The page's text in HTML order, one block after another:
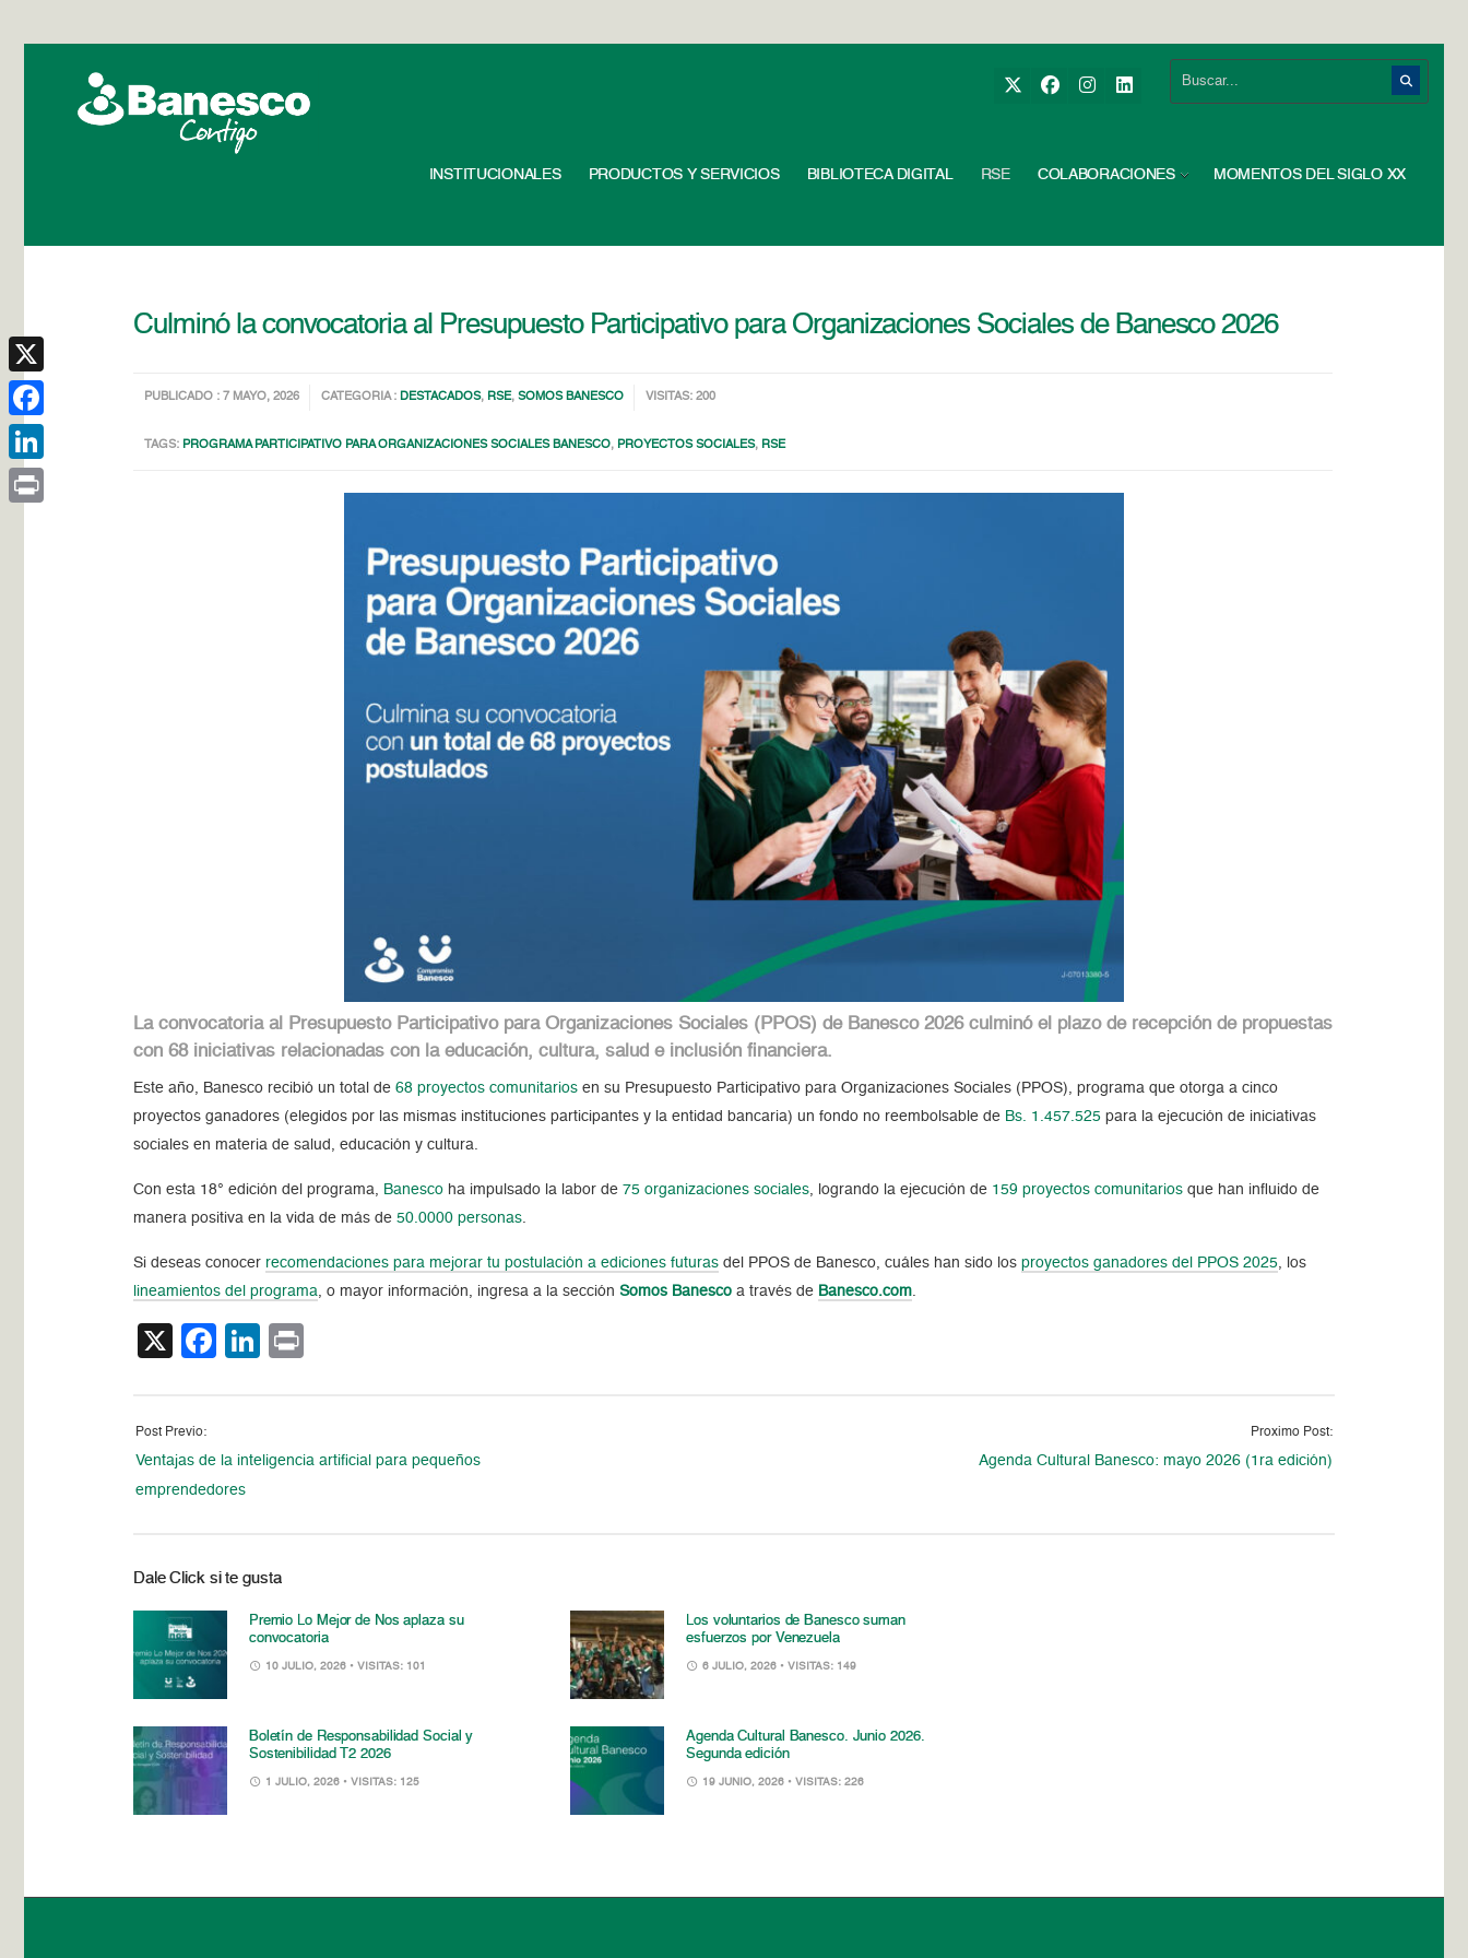
INSTITUCIONALES PRODUCTOS Y SERVICIOS BIBLIOTECA DIGITAL RSE COLABORACIONES MOMENTOS DEL SIGLO XX
Culminó la convocatoria al Presupuesto Participativo para Organizaciones Sociales de Banesco 2026
PUBLICADO : 7 MAYO, 2026 CATEGORIA : DESTACADOS, RSE,SOMOS BANESCO VISITAS: 200
TAGS: PROGRAMA PARTICIPATIVO PARA ORGANIZACIONES SOCIALES BANESCO, PROYECTOS SOCIALES, RSE
La convocatoria al Presupuesto Participativo para Organizaciones Sociales (PPOS) de Banesco 2026 culminó el plazo de recepción de propuestas
con 68 iniciativas relacionadas con la educación, cultura, salud e inclusión financiera.
Este año, Banesco recibió un total de68 proyectos comunitarios en su Presupuesto Participativo para Organizaciones Sociales (PPOS), programa que otorga a cinco
proyectos ganadores (elegidos por las mismas instituciones participantes y la entidad bancaria) un fondo no reembolsable de Bs. 1.457.525 para la ejecución de iniciativas
sociales en materia de salud, educación y cultura.
Con esta 18° edición del programa, Banesco ha impulsado la labor de75 organizaciones sociales , logrando la ejecución de 159 proyectos comunitarios que han influido de
manera positiva en la vida de más de50.0000 personas
Si deseas conocer recomendaciones para mejorar tu postulación a ediciones futuras del PPOS de Banesco, cuáles han sido losproyectos ganadores del PPOS 2025 , los
lineamientos del programa , o mayor información, ingresa a la sección Somos Banesco a través de Banesco.com
X Facebook
LinkedIn
Post Previo:
Ventajas de la inteligencia artificial para pequeños
emprendedores
Proximo Post:
Agenda Cultural Banesco: mayo 2026 (1ra edición)
Dale Click si te gusta
Premio Lo Mejor de Nos aplaza su
convocatoria
10 JULIO, 2026 • VISITAS: 101
Los voluntarios de Banesco suman
esfuerzos por Venezuela
6 JULIO, 2026 • VISITAS: 149
Boletín de Responsabilidad Social y
Sostenibilidad T2 2026
1 JULIO, 2026 • VISITAS: 125
Agenda Cultural Banesco. Junio 2026.
Segunda edición
19 JUNIO, 2026 • VISITAS: 226
X
Facebook
LinkedIn